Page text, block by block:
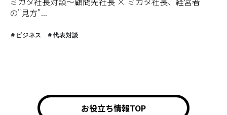
の"見方"...
＃ビジネス ＃代表対談
お役立ち情報TOP